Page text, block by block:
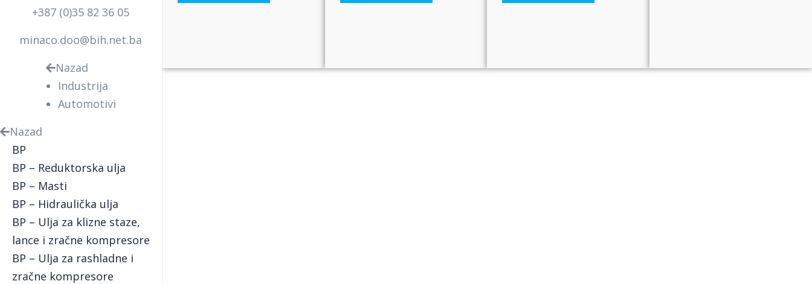
+387 (0)35 82 36 05
minaco.doo@bih.net.ba
Nazad
Industrija
Automotivi
Nazad
BP
BP – Reduktorska ulja
BP – Masti
BP – Hidraulička ulja
BP – Ulja za klizne staze,
lance i zračne kompresore
BP – Ulja za rashladne i
zračne kompresore